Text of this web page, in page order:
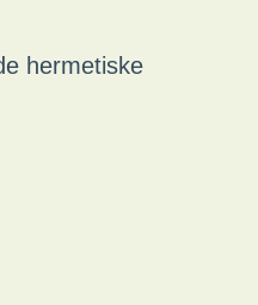
hermetiske